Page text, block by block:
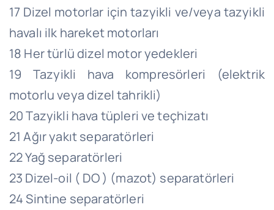
17 Dizel motorlar için tazyikli ve/veya tazyikli
havalı ilk hareket motorları
18 Her türlü dizel motor yedekleri
19 Tazyikli hava kompresörleri (elektrik
motorlu veya dizel tahrikli)
20 Tazyikli hava tüpleri ve teçhizatı
21 Ağır yakıt separatörleri
22 Yağ separatörleri
23 Dizel-oil ( DO ) (mazot) separatörleri
24 Sintine separatörleri